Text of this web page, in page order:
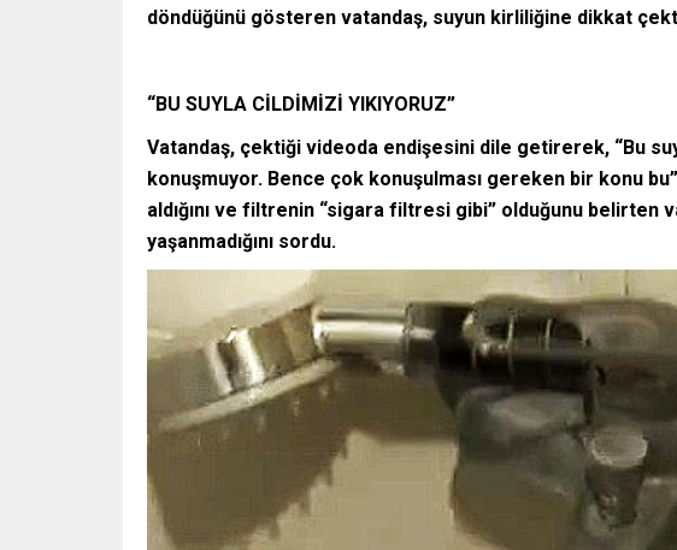
döndüğünü gösteren vatandaş, suyun kirliliğine dikkat
“BU SUYLA CİLDİMİZİ YIKIYORUZ”
Vatandaş, çektiği videoda endişesini dile getirerek, “Bu
konuşmuyor. Bence çok konuşulması gereken bir konu
aldığını ve filtrenin “sigara filtresi gibi” olduğunu belirten
yaşanmadığını sordu.